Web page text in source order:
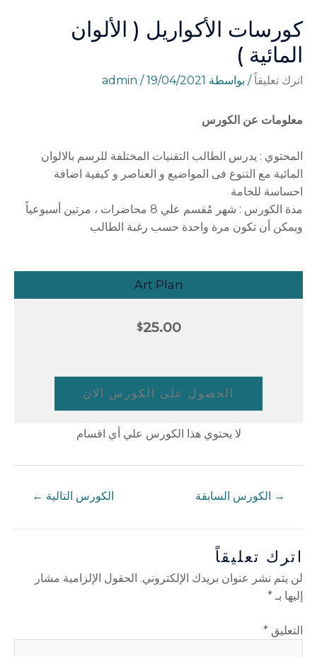
كورسات الأكواريل ( الألوان
المائية )
اترك تعليقاً / بواسطة admin /19/04/2021
معلومات عن الكورس
المحتوي : يدرس الطالب التقنيات المختلفة للرسم بالالوان
المائية مع التنوع فى المواضيع و العناصر و كيفية اضافة
احساسة للخامة
مدة الكورس : شهر مُقسم علي 8 محاضرات ، مرتين أسبوعياً
ويمكن أن تكون مرة واحدة حسب رغبة الطالب
Art Plan
$25.00
الحصول على الكورس الان
لا يحتوي هذا الكورس علي أي اقسام
→ الكورس السابقة الكورس التالية ←
اترك تعليقاً
لن يتم نشر عنوان بريدك الإلكتروني. الحقول الإلزامية مشار
إليها بـ *
التعليق *